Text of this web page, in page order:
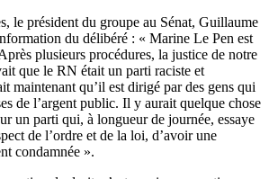
le président du groupe au Sénat, Guillaume
du délibéré : « Marine Le Pen est
plusieurs procédures, la justice de notre
que le RN était un parti raciste et
maintenant qu’il est dirigé par des gens qui
de l’argent public. Il y aurait quelque chose
un parti qui, à longueur de journée, essaye
de l’ordre et de la loi, d’avoir une
condamnée ».